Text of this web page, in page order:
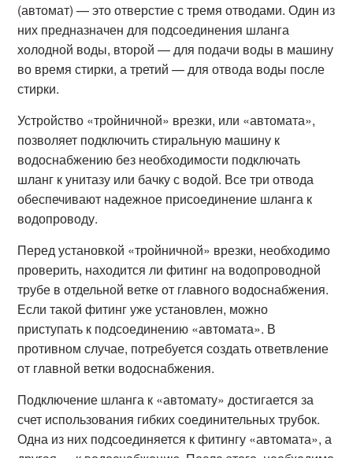
(автомат) — это отверстие с тремя отводами. Один из
них предназначен для подсоединения шланга
холодной воды, второй — для подачи воды в машину
во время стирки, а третий — для отвода воды после
стирки.
Устройство «тройничной» врезки, или «автомата»,
позволяет подключить стиральную машину к
водоснабжению без необходимости подключать
шланг к унитазу или бачку с водой. Все три отвода
обеспечивают надежное присоединение шланга к
водопроводу.
Перед установкой «тройничной» врезки, необходимо
проверить, находится ли фитинг на водопроводной
трубе в отдельной ветке от главного водоснабжения.
Если такой фитинг уже установлен, можно
приступать к подсоединению «автомата». В
противном случае, потребуется создать ответвление
от главной ветки водоснабжения.
Подключение шланга к «автомату» достигается за
счет использования гибких соединительных трубок.
Одна из них подсоединяется к фитингу «автомата», а